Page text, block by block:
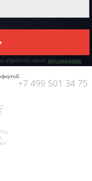
обработку своих персональных
+7 499 501 34 75